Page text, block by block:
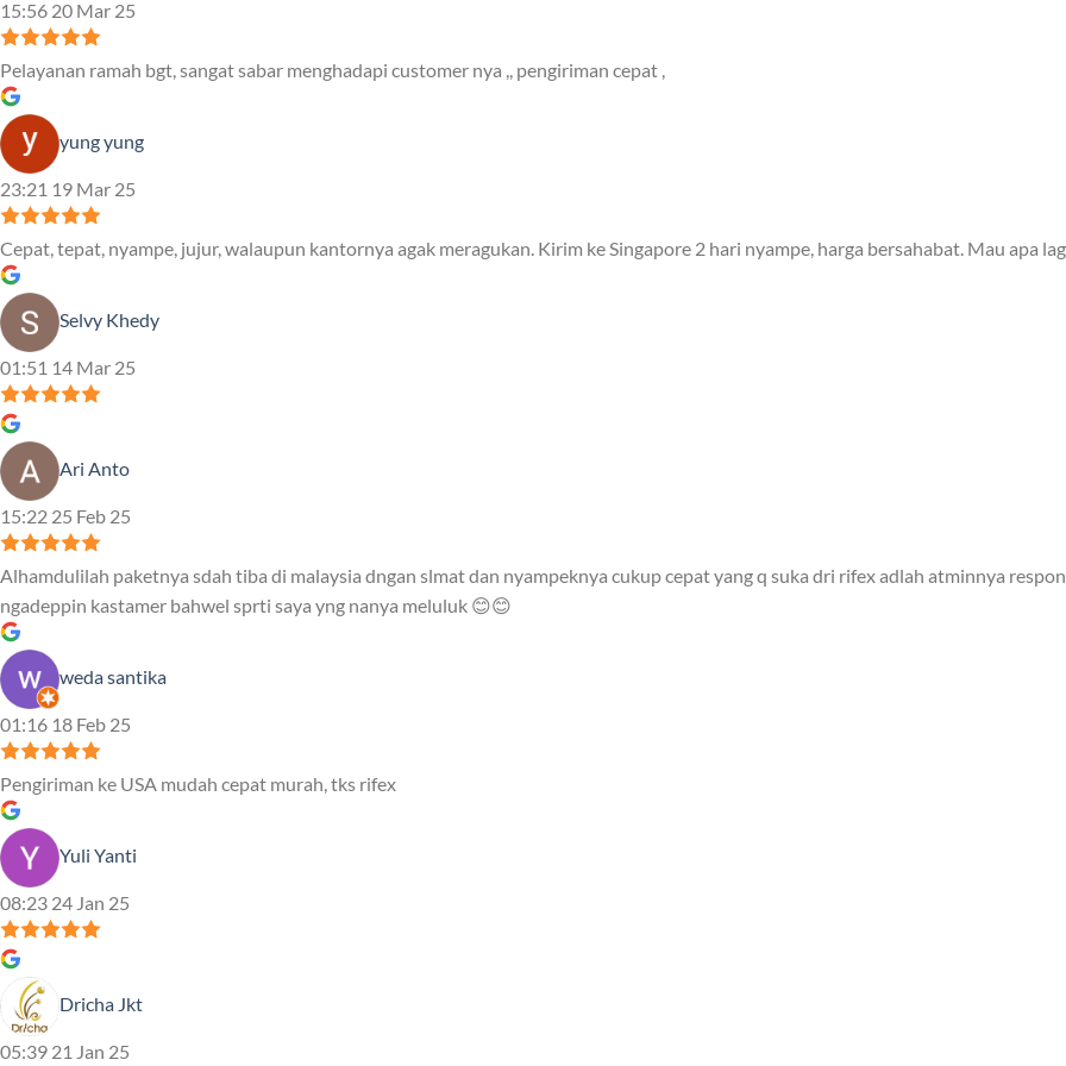
15:56 20 Mar 25
Pelayanan ramah bgt, sangat sabar menghadapi customer nya ,, pengiriman cepat ,
yung yung
23:21 19 Mar 25
Cepat, tepat, nyampe, jujur, walaupun kantornya agak meragukan. Kirim ke Singapore 2 hari nyampe, harga bersahabat. Mau apa
Selvy Khedy
01:51 14 Mar 25
Ari Anto
15:22 25 Feb 25
Alhamdulilah paketnya sdah tiba di malaysia dngan slmat dan nyampeknya cukup cepat yang q suka dri rifex adlah atminnya
ngadeppin kastamer bahwel sprti saya yng nanya meluluk 😊😊
weda santika
01:16 18 Feb 25
Pengiriman ke USA mudah cepat murah, tks rifex
Yuli Yanti
08:23 24 Jan 25
Dricha Jkt
05:39 21 Jan 25